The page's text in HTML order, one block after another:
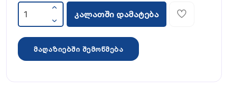
კალათში დამატება
მაღაზიებში შემოწმება